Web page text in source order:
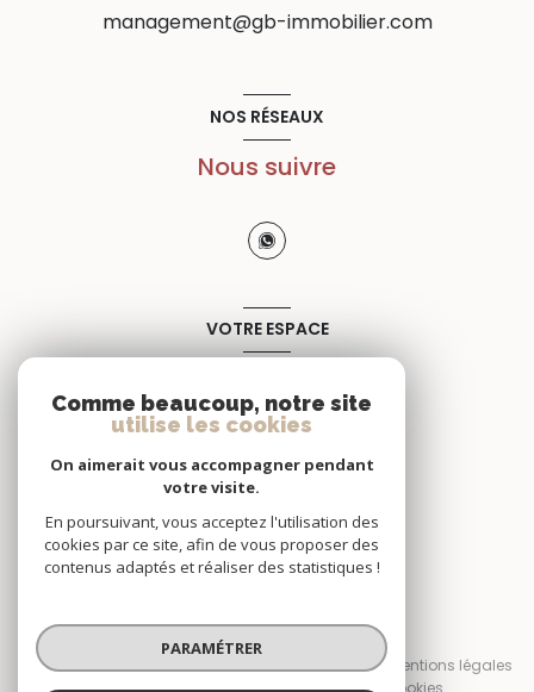
management@gb-immobilier.com
NOS RÉSEAUX
Nous suivre
VOTRE ESPACE
SE CONNECTER
© 2026 | Tous droits réservés
Nos honoraires
Nos partenaires
Mentions légales
Comme beaucoup, notre site
utilise les cookies
On aimerait vous accompagner pendant
votre visite.
En poursuivant, vous acceptez l'utilisation des
cookies par ce site, afin de vous proposer des
contenus adaptés et réaliser des statistiques !
PARAMÉTRER